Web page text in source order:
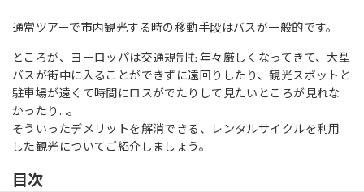
通常ツアーで市内観光する時の移動手段はバスが一般的です。
ところが、ヨーロッパは交通規制も年々厳しくなってきて、大型
バスが街中に入ることができずに遠回りしたり、観光スポットと
駐車場が遠くて時間にロスがでたりして見たいところが見れな
かったり...。
そういったデメリットを解消できる、レンタルサイクルを利用
した観光についてご紹介しましょう。
目次